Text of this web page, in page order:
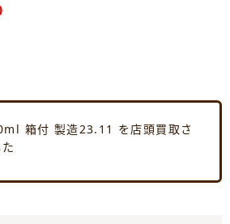
箱付 製造23.11 を店頭買取さ